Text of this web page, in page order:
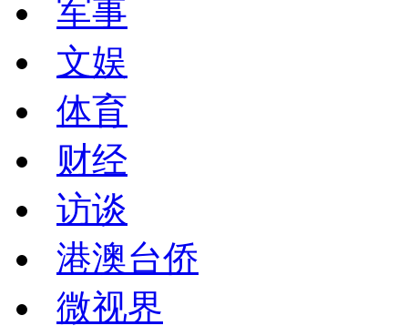
军事
文娱
体育
财经
访谈
港澳台侨
微视界